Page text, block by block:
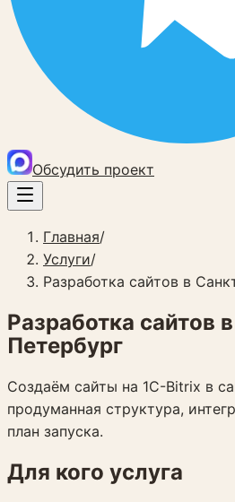
Обсудить проект
Главная/
Услуги/
Разработка сайтов в
Разработка сайтов
Петербург
Создаём сайты на 1C-Bitrix в
продуманная структура,
план запуска.
Для кого услуга